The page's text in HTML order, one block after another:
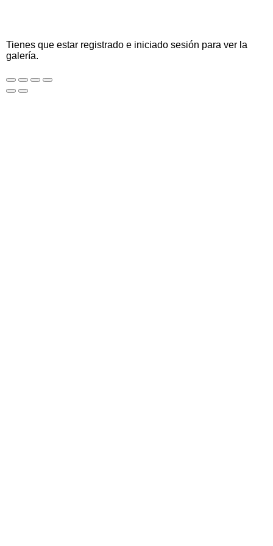
Tienes que estar registrado e iniciado sesión para ver la
galería.